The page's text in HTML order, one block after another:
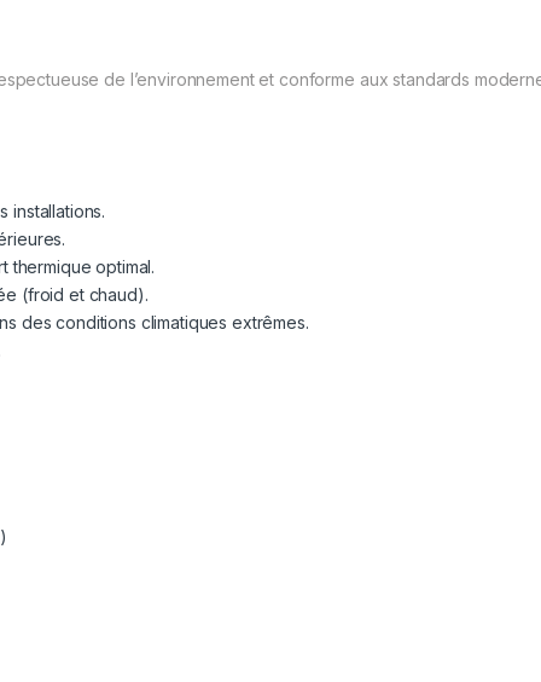
de l’environnement et conforme aux standards
installations.
thermique optimal.
(froid et chaud).
des conditions climatiques extrêmes.